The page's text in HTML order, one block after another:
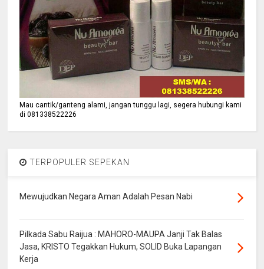
Mau cantik/ganteng alami, jangan tunggu lagi, segera hubungi kami
di 081338522226
TERPOPULER SEPEKAN
Mewujudkan Negara Aman Adalah Pesan Nabi
Pilkada Sabu Raijua : MAHORO-MAUPA Janji Tak Balas
Jasa, KRISTO Tegakkan Hukum, SOLID Buka Lapangan
Kerja